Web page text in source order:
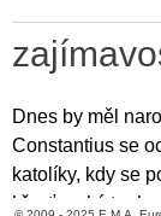
Dnes by měl
Constantius se
katolíky, kdy se
křesťanský